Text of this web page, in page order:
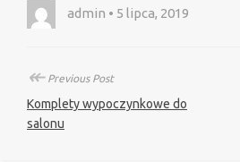
admin • 5 lipca, 2019
↞Previous Post
Komplety wypoczynkowe do
salonu